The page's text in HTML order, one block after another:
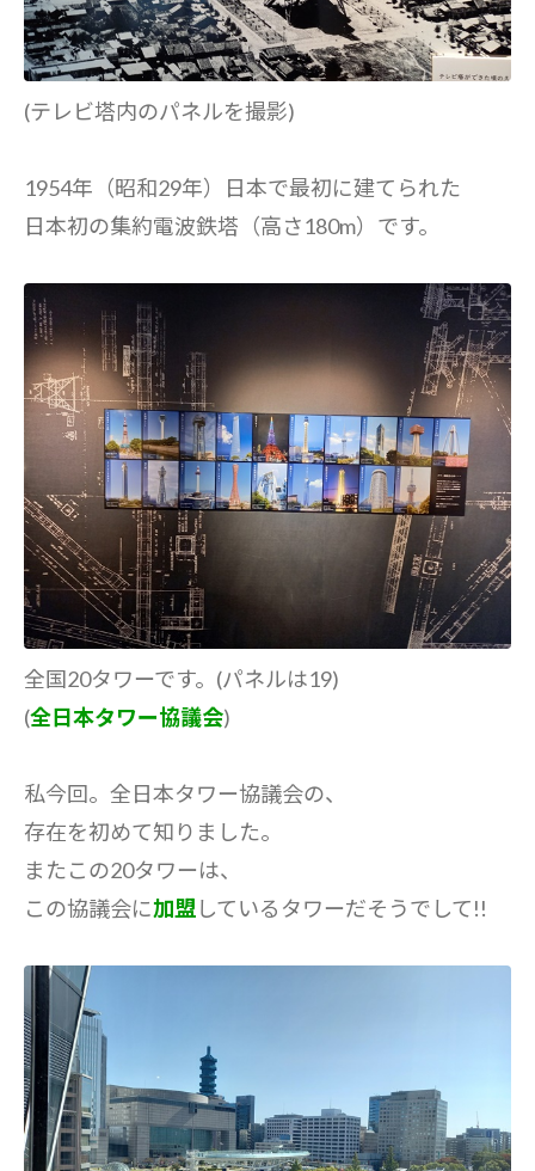
(テレビ塔内のパネルを撮影)
1954年（昭和29年）日本で最初に建てられた
日本初の集約電波鉄塔（高さ180m）です。
全国20タワーです。(パネルは19)
(全日本タワー協議会)
私今回。全日本タワー協議会の、
存在を初めて知りました。
またこの20タワーは、
この協議会に加盟 しているタワーだそうでして!!